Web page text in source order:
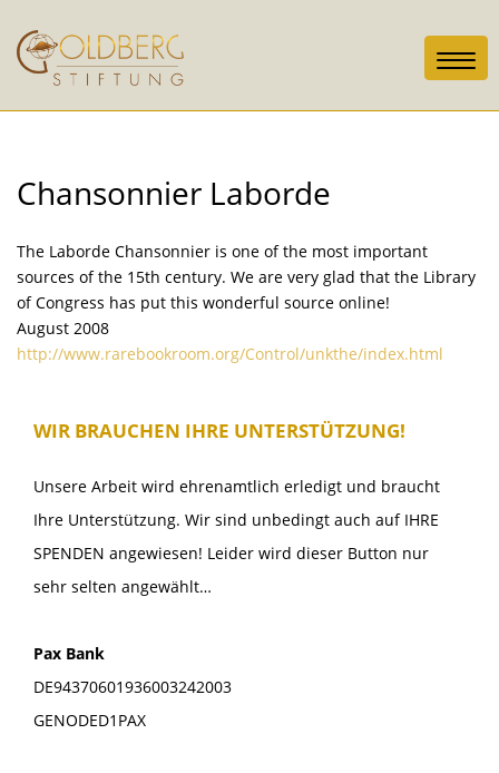
Chansonnier Laborde
The Laborde Chansonnier is one of the most important
sources of the 15th century. We are very glad that the Library
of Congress has put this wonderful source online!
August 2008
http://www.rarebookroom.org/Control/unkthe/index.html
WIR BRAUCHEN IHRE UNTERSTÜTZUNG!
Unsere Arbeit wird ehrenamtlich erledigt und braucht
Ihre Unterstützung. Wir sind unbedingt auch auf IHRE
SPENDEN angewiesen! Leider wird dieser Button nur
sehr selten angewählt…
Pax Bank
DE94370601936003242003
GENODED1PAX